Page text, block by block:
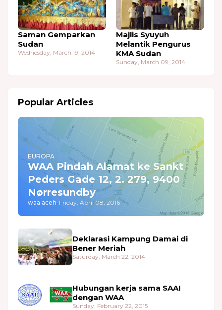
Saman Gemparkan
Sudan
Wednesday, March 19, 2014
Majlis Syuyuh
Melantik Pengurus
KMA Sudan
Sunday, March 09, 2014
Popular Articles
EUROPA
WAA Pindah Alamat ke Sankt
Peders Gade 12, 2. 279, 9400
Nørresundby
waa aceh-Friday, April 08, 2016
Deklarasi Kampung Damai di
Bener Meriah
Saturday, March 22, 2014
Hubungan kerja sama SAAI
dengan WAA
Sunday, February 22, 2015